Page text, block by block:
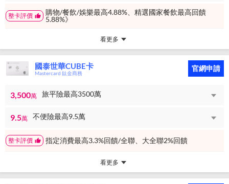
整卡評價
購物/餐飲/娛樂最高4.88%、精選國家餐飲最高回饋
5.88%》
看更多
國泰世華CUBE卡
Mastercard 鈦金商務
官網申請
3,500萬 旅平險最高3500萬
9.5萬 不便險最高9.5萬
整卡評價 指定消費最高3.3%回饋/全聯、大全聯2%回饋
看更多